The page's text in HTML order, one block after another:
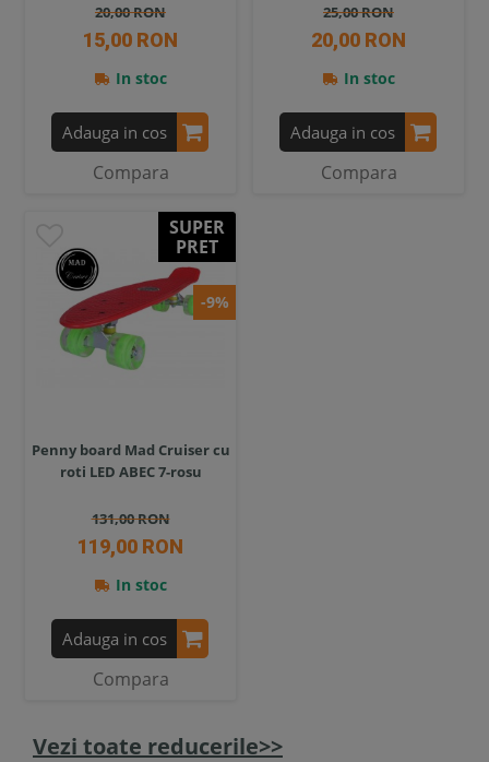
20,00 RON
15,00 RON
In stoc
Adauga in cos
Compara
25,00 RON
20,00 RON
In stoc
Adauga in cos
Compara
SUPER
PRET
-9%
Penny board Mad Cruiser cu
roti LED ABEC 7-rosu
131,00 RON
119,00 RON
In stoc
Adauga in cos
Compara
Vezi toate reducerile>>